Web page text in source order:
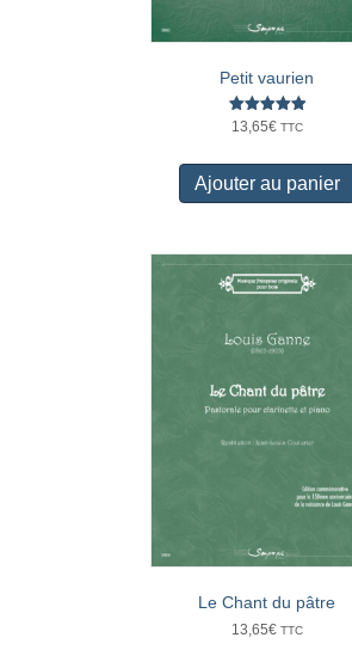
Petit vaurien
Note
13,65€ TTC
Ajouter au panier
Le Chant du pâtre
13,65€ TTC